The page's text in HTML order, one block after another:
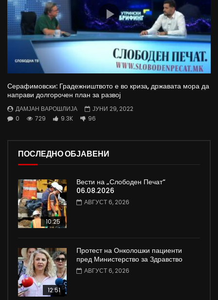
Серафимовски: Градежништвото е во криза, државата мора да
направи долгорочен план за развој
ДАМЈАН ВАРОШЛИЈА
ЈУНИ 29, 2022
0
729 9.3K 96
ПОСЛЕДНО ОБЈАВЕНИ
10:25
Вести на „Слободен Печат“
06.08.2026
АВГУСТ 6, 2026
12:51
Протест на Онколошки пациенти
пред Министерство за Здравство
АВГУСТ 6, 2026